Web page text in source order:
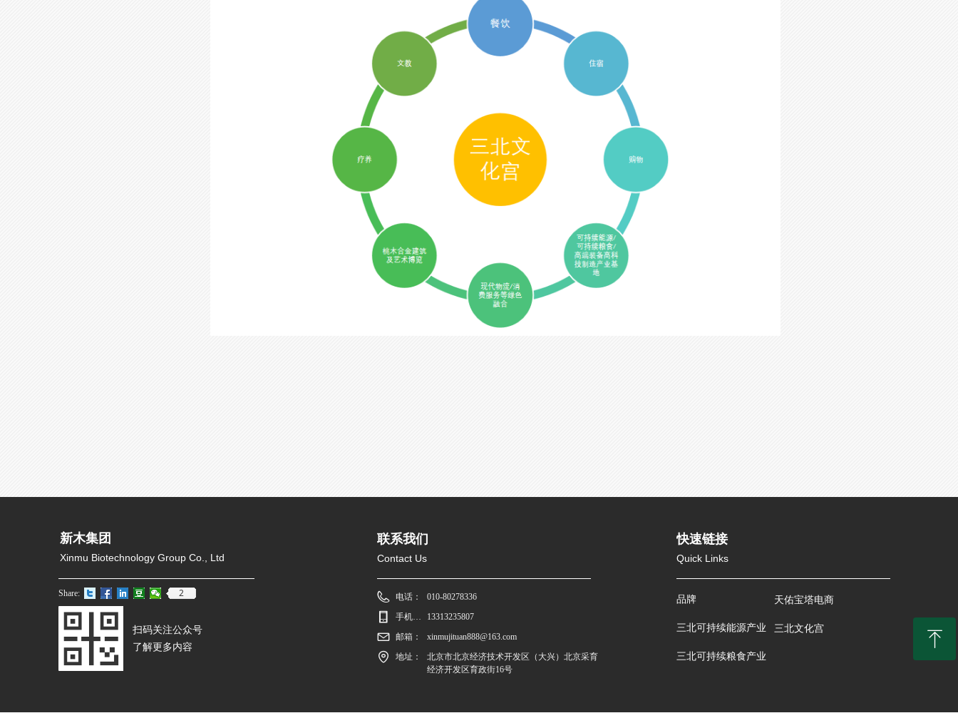
电话：
010-80278336
手机：13313236807
13313235807
邮箱：
xinmujituan888@163.com
地址：
北京市北京经济技术开发区（大兴）北京采育
经济开发区育政街16号
联系我们
Contact Us
快速链接
Quick Links
品牌
三北可持续能源产业
三北可持续粮食产业
天佑宝塔电商
三北文化宫
扫码关注公众号
了解更多内容
Share: 2
新木集团
Xinmu Biotechnology Group Co., Ltd
ꁸ